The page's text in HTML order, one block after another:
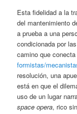
Esta fidelidad a la
del mantenimiento
a prueba a una
condicionada por
camino que
formistas/
resolución, una
está en que el
uso de un lugar
space opera, rico